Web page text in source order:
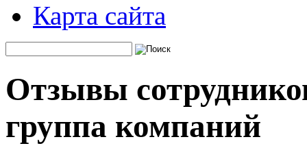
Карта сайта
Отзывы
группа компаний